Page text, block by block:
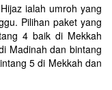
ialah umroh yang
Pilihan paket yang
4 baik di Mekkah
Madinah dan bintang
5 di Mekkah dan